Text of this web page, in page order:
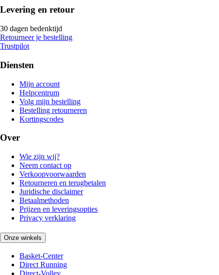
Levering en retour
30 dagen bedenktijd
Retourneer je bestelling
Trustpilot
Diensten
Mijn account
Helpcentrum
Volg mijn bestelling
Bestelling retourneren
Kortingscodes
Over
Wie zijn wij?
Neem contact op
Verkoopvoorwaarden
Retourneren en terugbetalen
Juridische disclaimer
Betaalmethoden
Prijzen en leveringsopties
Privacy verklaring
Onze winkels
Basket-Center
Direct Running